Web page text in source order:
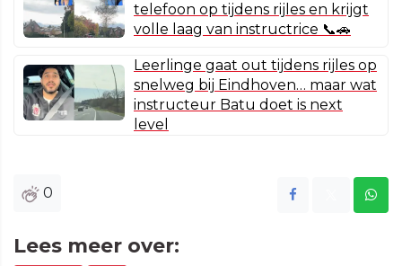
telefoon op tijdens rijles en krijgt
volle laag van instructrice 📞🚗
Leerlinge gaat out tijdens rijles op
snelweg bij Eindhoven… maar wat
instructeur Batu doet is next
level
0
Lees meer over: